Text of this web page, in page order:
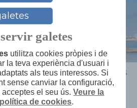
Agenda > Sunset entre cavalls
galetes
utilitza cookies pròpies i de
la teva experiència d'usuari i
als teus interessos. Si
sense canviar la configuració,
acceptes el seu ús.Veure la
de cookies.